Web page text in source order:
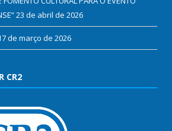
23 de abril de 2026
de março de 2026
CR2